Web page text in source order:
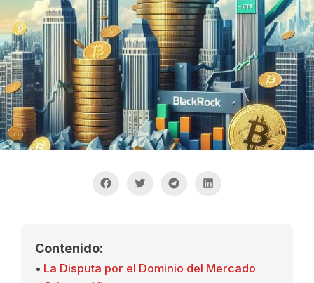
Contenido:
La Disputa por el Dominio del Mercado